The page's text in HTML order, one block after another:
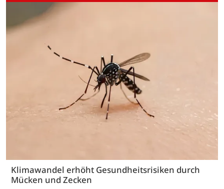
Klimawandel erhöht Gesundheitsrisiken durch
Mücken und Zecken